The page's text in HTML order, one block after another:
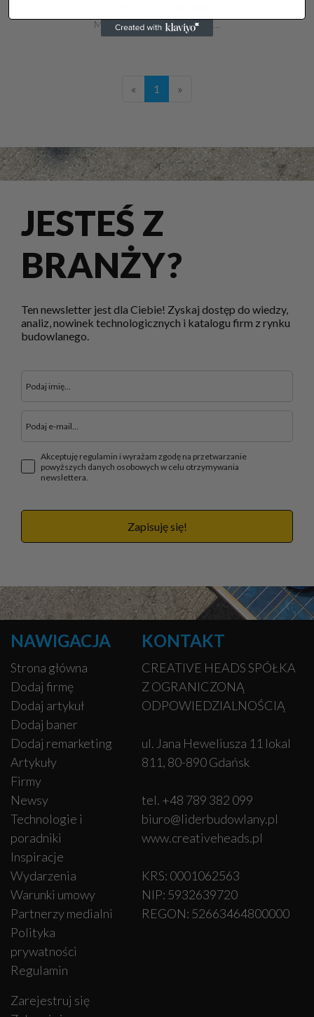
Marzec 2019 – Riwal, lider w…
« 1 »
JESTEŚ Z
BRANŻY?
Ten newsletter jest dla Ciebie! Zyskaj dostęp do wiedzy,
analiz, nowinek technologicznych i katalogu firm z rynku
budowlanego.
Akceptuję regulamin i wyrażam zgodę na przetwarzanie
powyższych danych osobowych w celu otrzymywania
newslettera.
Zapisuję się!
NAWIGACJA
Strona główna
Dodaj firmę
Dodaj artykuł
Dodaj baner
Dodaj remarketing
Artykuły
Firmy
Newsy
Technologie i
poradniki
Inspiracje
Wydarzenia
Warunki umowy
Partnerzy medialni
Polityka
prywatności
Regulamin
Zarejestruj się
KONTAKT
CREATIVE HEADS SPÓŁKA
Z OGRANICZONĄ
ODPOWIEDZIALNOŚCIĄ
ul. Jana Heweliusza 11 lokal
811, 80-890 Gdańsk
tel. +48 789 382 099
biuro@liderbudowlany.pl
www.creativeheads.pl
KRS: 0001062563
NIP: 5932639720
REGON: 52663464800000